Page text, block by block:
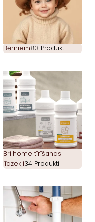
Bērniem83 Produkti
Brilhome tīrīšanas
līdzekļi34 Produkti